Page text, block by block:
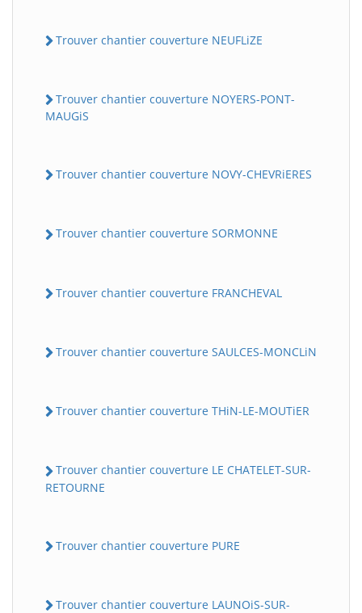
Trouver chantier couverture NEUFLiZE
Trouver chantier couverture NOYERS-PONT-
MAUGiS
Trouver chantier couverture NOVY-CHEVRiERES
Trouver chantier couverture SORMONNE
Trouver chantier couverture FRANCHEVAL
Trouver chantier couverture SAULCES-MONCLiN
Trouver chantier couverture THiN-LE-MOUTiER
Trouver chantier couverture LE CHATELET-SUR-
RETOURNE
Trouver chantier couverture PURE
Trouver chantier couverture LAUNOiS-SUR-